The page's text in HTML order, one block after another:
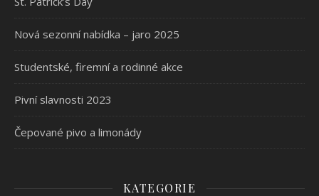
Nová sezonní nabídka – jaro 2025
Studentské, firemní a rodinné akce
Pivní slavnosti 2023
Čepované pivo a limonády
KATEGORIE